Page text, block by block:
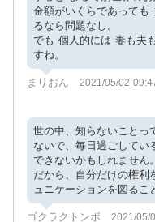
金額がいくらであっても
るなら問題なし。
でも 個人的には 妻も夫
すね。
まりおん 2021/05/02
世の中、知らないことっ
ないで、毎日過ごしてい
できないかもしれません。
だから、自分だけの権利
ュニケーションを図るこ
ゴクラクトンボ 2021/05/